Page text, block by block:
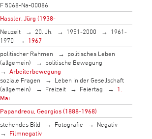
F 5068-Na-00086
Hassler, Jürg (1938-
Neuzeit 20. Jh. 1951-2000
1961-
1970
1967
politischer Rahmen
politisches Leben
(allgemein)
politische Bewegung
Arbeiterbewegung
soziale Fragen
Leben in der Gesellschaft
(allgemein)
Freizeit Feiertag
1.
Mai
Papandreou, Georgios (1888-1968)
stehendes Bild Fotografie
Negativ
Filmnegativ